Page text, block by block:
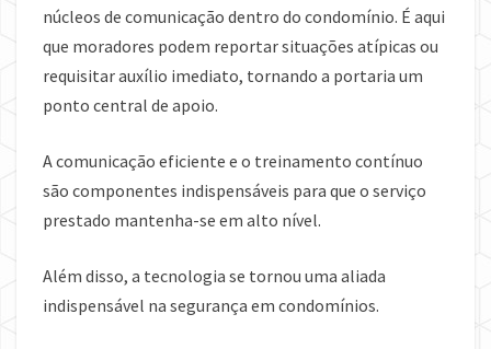
núcleos de comunicação dentro do condomínio. É aqui
que moradores podem reportar situações atípicas ou
requisitar auxílio imediato, tornando a portaria um
ponto central de apoio.
A comunicação eficiente e o treinamento contínuo
são componentes indispensáveis para que o serviço
prestado mantenha-se em alto nível.
Além disso, a tecnologia se tornou uma aliada
indispensável na segurança em condomínios.